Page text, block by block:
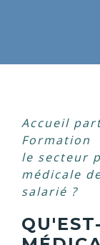
Accueil
Formation
le secteur
médicale
salarié ?